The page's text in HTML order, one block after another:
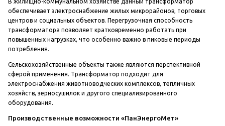
обеспечивает электроснабжение жилых микрорайонов, торговых
центров и социальных объектов. Перегрузочная способность
трансформатора позволяет кратковременно работать при
повышенных нагрузках, что особенно важно в пиковые периоды
потребления.
Сельскохозяйственные объекты также являются перспективной
сферой применения. Трансформатор подходит для
электроснабжения животноводческих комплексов, тепличных
хозяйств, зерносушилок и другого специализированного
оборудования.
Производственные возможности «ПанЭнергоМет»